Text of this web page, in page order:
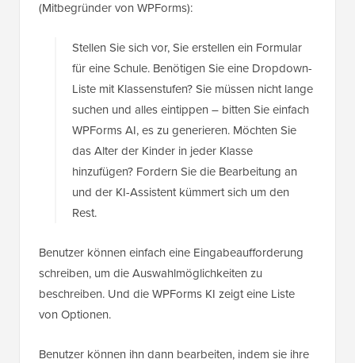
(Mitbegründer von WPForms):
Stellen Sie sich vor, Sie erstellen ein Formular
für eine Schule. Benötigen Sie eine Dropdown-
Liste mit Klassenstufen? Sie müssen nicht lange
suchen und alles eintippen – bitten Sie einfach
WPForms AI, es zu generieren. Möchten Sie
das Alter der Kinder in jeder Klasse
hinzufügen? Fordern Sie die Bearbeitung an
und der KI-Assistent kümmert sich um den
Rest.
Benutzer können einfach eine Eingabeaufforderung
schreiben, um die Auswahlmöglichkeiten zu
beschreiben. Und die WPForms KI zeigt eine Liste
von Optionen.
Benutzer können ihn dann bearbeiten, indem sie ihre